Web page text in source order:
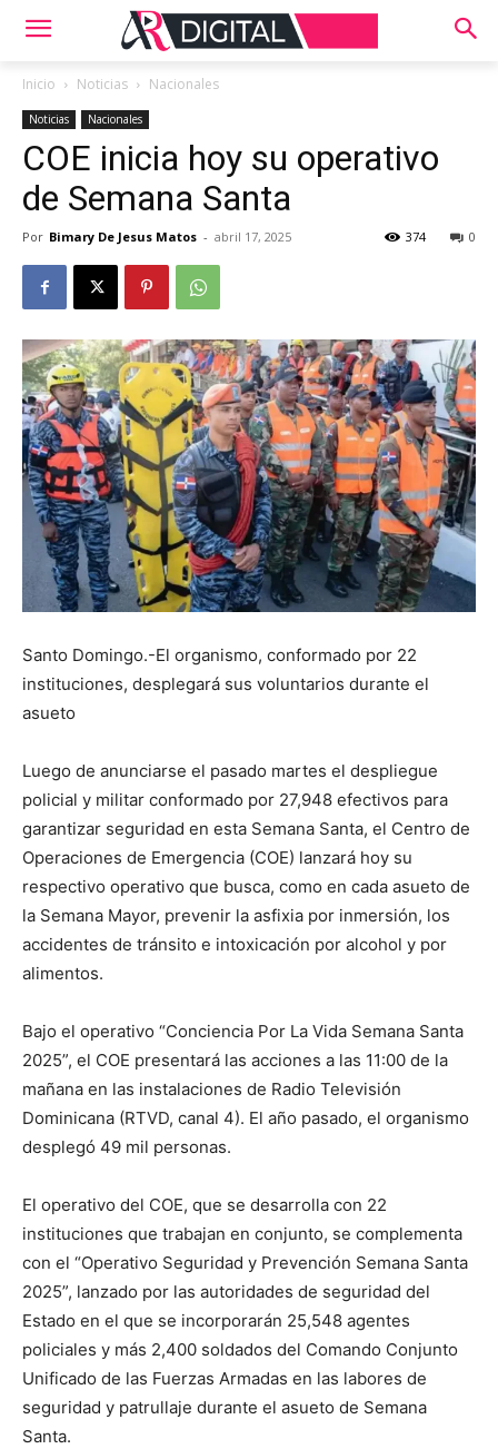
Inicio Noticias Nacionales
Noticias Nacionales
COE inicia hoy su operativo
de Semana Santa
Por Bimary De Jesus Matos - abril 17, 2025 0
374
Santo Domingo.-El organismo, conformado por 22
instituciones, desplegará sus voluntarios durante el
asueto
Luego de anunciarse el pasado martes el despliegue
policial y militar conformado por 27,948 efectivos para
garantizar seguridad en esta Semana Santa, el Centro de
Operaciones de Emergencia (COE) lanzará hoy su
respectivo operativo que busca, como en cada asueto de
la Semana Mayor, prevenir la asfixia por inmersión, los
accidentes de tránsito e intoxicación por alcohol y por
alimentos.
Bajo el operativo “Conciencia Por La Vida Semana Santa
2025”, el COE presentará las acciones a las 11:00 de la
mañana en las instalaciones de Radio Televisión
Dominicana (RTVD, canal 4). El año pasado, el organismo
desplegó 49 mil personas.
El operativo del COE, que se desarrolla con 22
instituciones que trabajan en conjunto, se complementa
con el “Operativo Seguridad y Prevención Semana Santa
2025”, lanzado por las autoridades de seguridad del
Estado en el que se incorporarán 25,548 agentes
policiales y más 2,400 soldados del Comando Conjunto
Unificado de las Fuerzas Armadas en las labores de
seguridad y patrullaje durante el asueto de Semana
Santa.